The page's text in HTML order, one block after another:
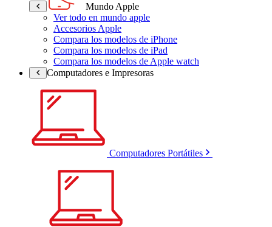
Mundo Apple
Ver todo en mundo apple
Accesorios Apple
Compara los modelos de iPhone
Compara los modelos de iPad
Compara los modelos de Apple watch
Computadores e Impresoras
Computadores Portátiles